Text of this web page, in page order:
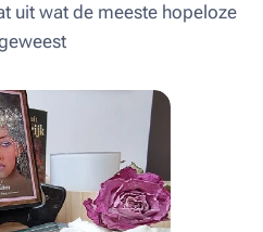
uit wat de meeste hopeloze